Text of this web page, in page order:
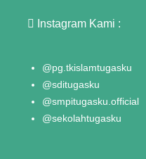
Instagram Kami :
@pg.tkislamtugasku
@sditugasku
@smpitugasku.official
@sekolahtugasku